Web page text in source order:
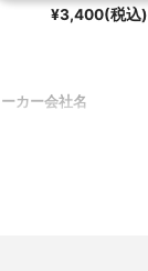
¥3,400(税込)
カー会社名